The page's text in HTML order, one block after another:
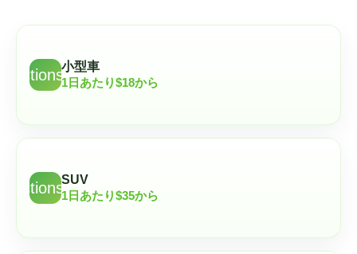
小型車
1日あたり$18から
SUV
1日あたり$35から